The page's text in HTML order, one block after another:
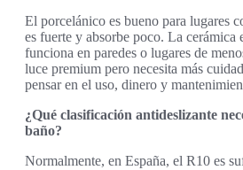
El porcelánico es bueno para lugares
es fuerte y absorbe poco. La cerámica
funciona en paredes o lugares de
luce premium pero necesita más
pensar en el uso, dinero y
¿Qué clasificación antideslizante
baño?
Normalmente, en España, el R10 es